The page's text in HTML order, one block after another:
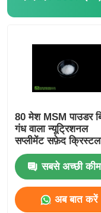
80 मेश MSM पाउडर
गंध वाला न्यूट्रिशनल
सप्लीमेंट सफ़ेद
सबसे अच्छी
अब बात करें